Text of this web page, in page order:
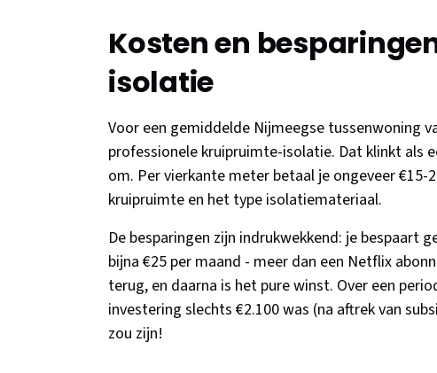
Kosten en
isolatie
Voor een gemiddelde Nijmeegse tussenwoning
professionele kruipruimte-isolatie. Dat klinkt als
om. Per vierkante meter betaal je ongeveer €15-
kruipruimte en het type isolatiemateriaal.
De besparingen zijn indrukwekkend: je bespaart
bijna €25 per maand - meer dan een Netflix
terug, en daarna is het pure winst. Over een
investering slechts €2.100 was (na aftrek van
zou zijn!